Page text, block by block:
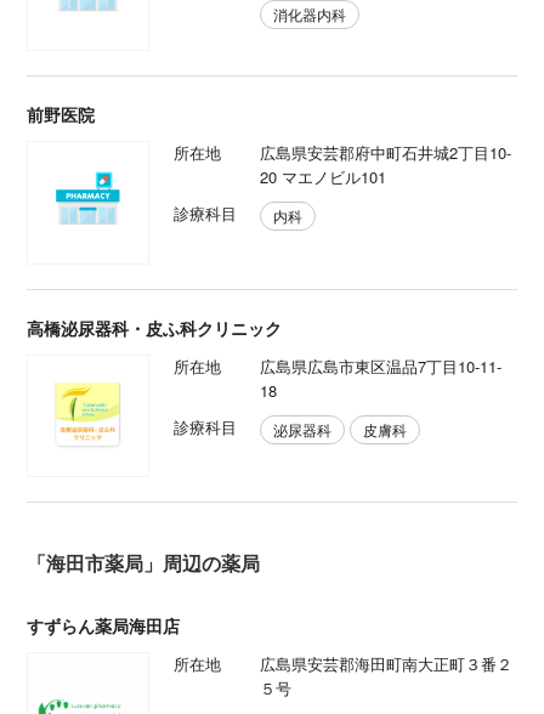
消化器内科
前野医院
所在地
広島県安芸郡府中町石井城2丁目10-
20 マエノビル101
診療科目
内科
高橋泌尿器科・皮ふ科クリニック
所在地
広島県広島市東区温品7丁目10-11-
18
診療科目
泌尿器科 皮膚科
「海田市薬局」周辺の薬局
すずらん薬局海田店
所在地
広島県安芸郡海田町南大正町３番２
５号